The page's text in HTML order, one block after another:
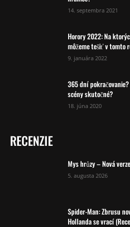
14. septembra 2021
Horory 2022: Na
môžeme tešiť v tomto
9. januára 2022
365 dní
scény skutočné?
18. júna 2020
RECENZIE
Mys hrůzy – Nová
5. augusta 2026
Spider-Man: Zbrusu
Hollanda se vrací